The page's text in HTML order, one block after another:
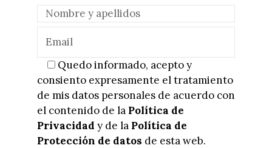
Quedo informado, acepto y
consiento expresamente el tratamiento
de mis datos personales de acuerdo con
el contenido de la Política de
Privacidad y de la Política de
Protección de datos de esta web.